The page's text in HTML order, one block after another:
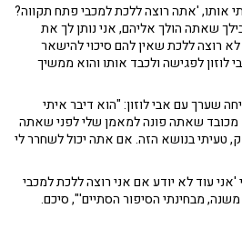
אותו, 'אתה רוצה ללכת למכבי פתח תקווה?
שאתה הולך אליהם, אני נותן לך את
רוצה ללכת שאין להם סיכוי להישאר
לפגישה ולכבד אותו והוא ממשיך
שערך עם אבי לוזון: "הוא דיבר איתי
מכובד שאתה פונה למאמן שלי לפני שאתה
טעיתי בנושא הזה. אם אתה יכול לשחרר לי
'אני עוד לא יודע אם אני רוצה ללכת למכבי
מבחינתי הסיפור הסתיים'", סיכם.